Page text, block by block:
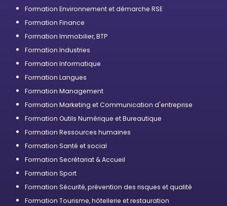
Formation Environnement et démarche RSE
Formation Finance
Formation Immobilier, BTP
Formation Industries
Formation Informatique
Formation Langues
Formation Management
Formation Marketing et Communication d'entreprise
Formation Outils Numérique et Bureautique
Formation Ressources humaines
Formation Santé et social
Formation Secrétariat & Accueil
Formation Sport
Formation Sécurité, prévention des risques et qualité
Formation Tourisme, hôtellerie et restauration